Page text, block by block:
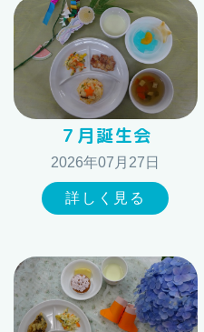
７月誕生会
2026年07月27日
詳しく見る